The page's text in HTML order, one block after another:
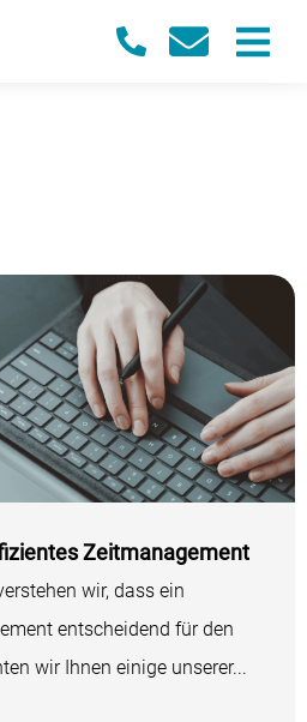
Zeitmanagement
wir, dass ein
entscheidend für den
wir Ihnen einige unserer...